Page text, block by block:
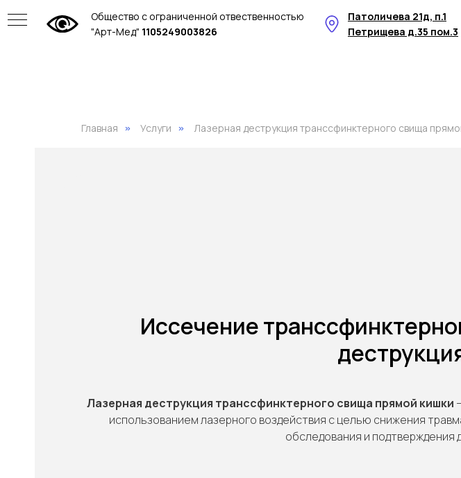
Общество с ограниченной отвественностью
"Арт-Мед" 1105249003826 Петрищева д.35 пом.3
Патоличева 21д, п.1
Главная » Услуги » Лазерная деструкция транссфинктерного свища
Иссечение
Лазерная деструкция транссфинктерного свища прямой кишки
использованием лазерного воздействия с целью снижения
обследования и подтверждения